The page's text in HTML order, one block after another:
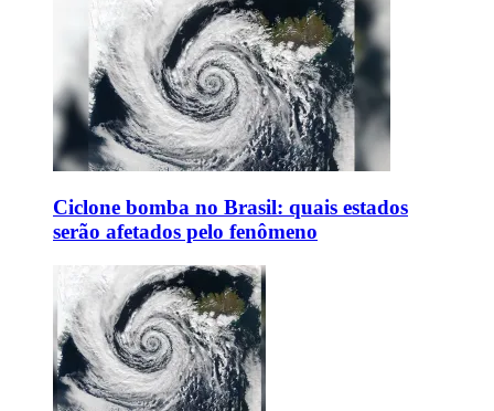
Ciclone bomba no Brasil: quais estados
serão afetados pelo fenômeno